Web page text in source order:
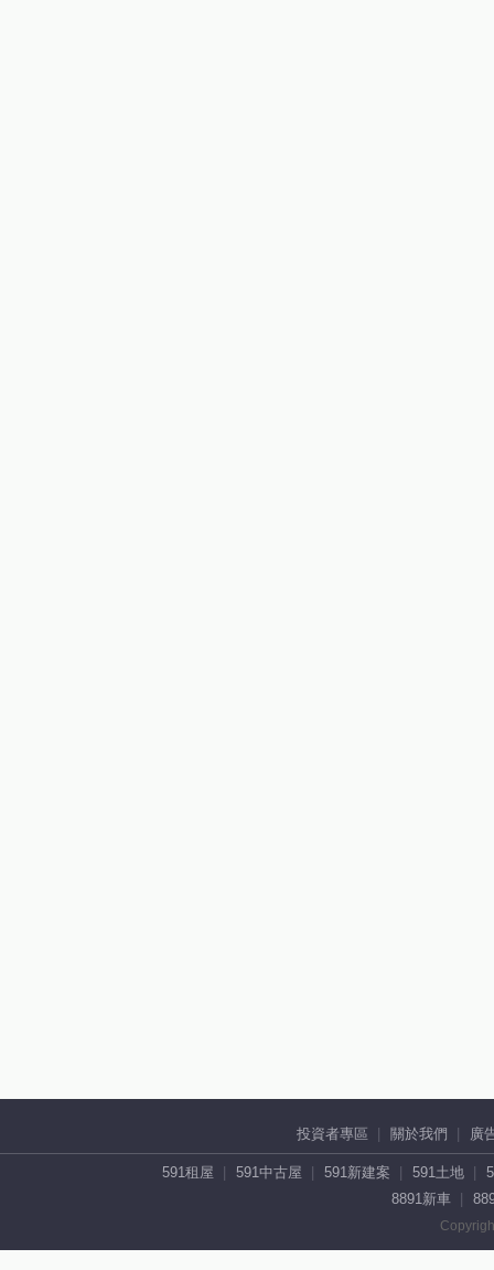
投資者專區 關於我們 廣
591租屋 591中古屋 591新建案 591土地
8891新車